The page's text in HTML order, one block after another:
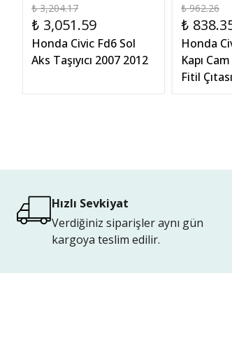
₺ 3,204.17
₺ 3,051.59
Honda Civic Fd6 Sol
Aks Taşıyıcı 2007 2012
₺ 962.26
₺
Honda
Kapı Cam
Fitil
Hızlı Sevkiyat
Verdiğiniz siparişler aynı gün
kargoya teslim edilir.